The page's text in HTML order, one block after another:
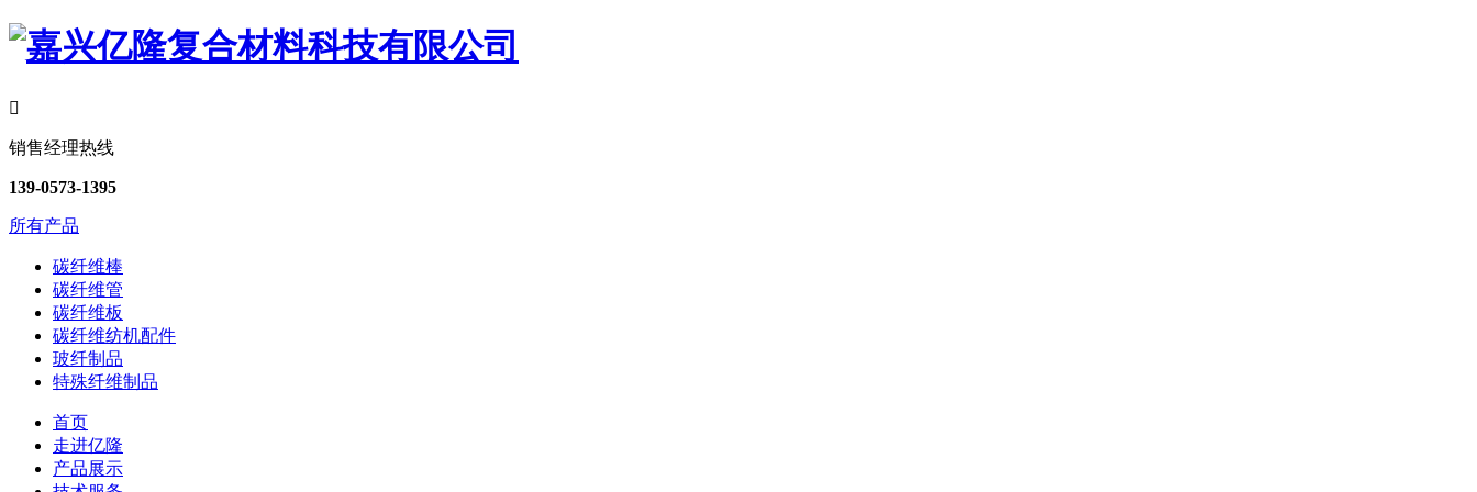

销售经理热线
139-0573-1395
所有产品
碳纤维棒
碳纤维管
碳纤维板
碳纤维纺机配件
玻纤制品
特殊纤维制品
首页
走进亿隆
产品展示